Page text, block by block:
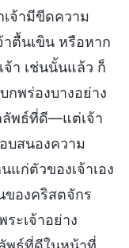
จ้ามีขีดความ
ตื้นเขิน หรือหาก
จ้า เช่นนั้นแล้ว ก็
พร่องบางอย่าง
ลัพธ์ที่ดี—แต่เจ้า
บสนองความ
ก่ตัวของเจ้าเอง
ของคริสตจักร
ะเจ้าอย่าง